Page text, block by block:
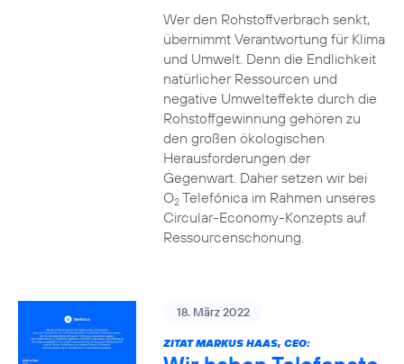
Wer den Rohstoffverbrach senkt,
übernimmt Verantwortung für Klima
und Umwelt. Denn die Endlichkeit
natürlicher Ressourcen und
negative Umwelteffekte durch die
Rohstoffgewinnung gehören zu
den großen ökologischen
Herausforderungen der
Gegenwart. Daher setzen wir bei
O2Telefónica im Rahmen unseres
Circular-Economy-Konzepts auf
Ressourcenschonung.
18. März 2022
ZITAT MARKUS HAAS, CEO: